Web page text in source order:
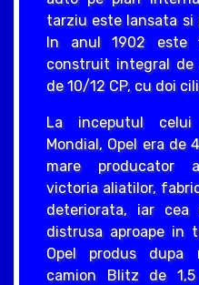
tarziu este lansata si
In anul 1902 este
construit integral de
de 10/12 CP, cu doi
La inceputul
Mondial, Opel era de
mare producator
victoria aliatilor,
deteriorata, iar cea
distrusa aproape in
Opel produs dupa
camion Blitz de